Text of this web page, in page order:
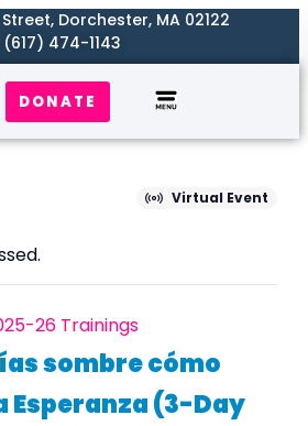
Dorchester, MA 02122
(617) 474-1143
DONATE
Virtual Event
26 Trainings
sombre cómo
Esperanza (3-Day